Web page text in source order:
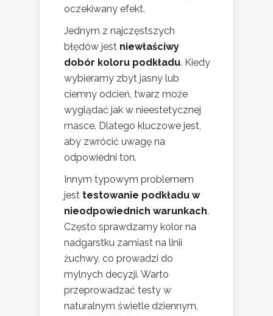
oczekiwany efekt.
Jednym z najczęstszych
błędów jest niewłaściwy
dobór koloru podkładu. Kiedy
wybieramy zbyt jasny lub
ciemny odcień, twarz może
wyglądać jak w nieestetycznej
masce. Dlatego kluczowe jest,
aby zwrócić uwagę na
odpowiedni ton.
Innym typowym problemem
jest testowanie podkładu w
nieodpowiednich warunkach.
Często sprawdzamy kolor na
nadgarstku zamiast na linii
żuchwy, co prowadzi do
mylnych decyzji. Warto
przeprowadzać testy w
naturalnym świetle dziennym,